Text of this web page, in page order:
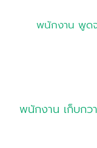
พนักงาน พูด
พนักงาน เก็บกว